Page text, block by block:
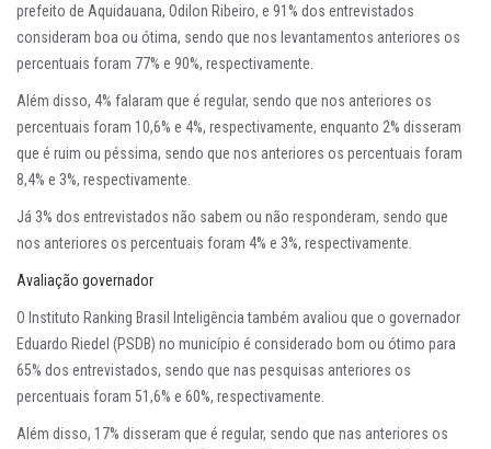
prefeito de Aquidauana, Odilon Ribeiro, e 91% dos entrevistados
consideram boa ou ótima, sendo que nos levantamentos anteriores os
percentuais foram 77% e 90%, respectivamente.
Além disso, 4% falaram que é regular, sendo que nos anteriores os
percentuais foram 10,6% e 4%, respectivamente, enquanto 2% disseram
que é ruim ou péssima, sendo que nos anteriores os percentuais foram
8,4% e 3%, respectivamente.
Já 3% dos entrevistados não sabem ou não responderam, sendo que
nos anteriores os percentuais foram 4% e 3%, respectivamente.
Avaliação governador
O Instituto Ranking Brasil Inteligência também avaliou que o governador
Eduardo Riedel (PSDB) no município é considerado bom ou ótimo para
65% dos entrevistados, sendo que nas pesquisas anteriores os
percentuais foram 51,6% e 60%, respectivamente.
Além disso, 17% disseram que é regular, sendo que nas anteriores os